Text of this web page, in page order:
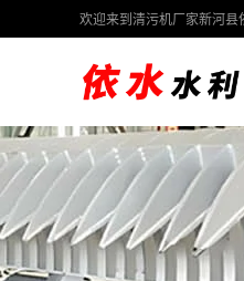
欢迎来到清污机厂家新河县